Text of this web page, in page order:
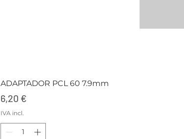
ADAPTADOR PCL 60 7.9mm
Preço
6,20 €
IVA incl.